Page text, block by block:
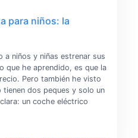
para niños: la
a niños y niñas estrenar sus
que he aprendido, es que la
Pero también he visto
tienen dos peques y solo un
un coche eléctrico